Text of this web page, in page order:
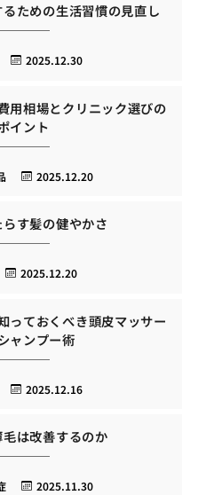
ための生活習慣の見直し
2025.12.30
用相場とクリニック選びの
イント
2025.12.20
す髪の健やかさ
2025.12.20
っておくべき頭皮マッサー
ャンプー術
2025.12.16
は改善するのか
2025.11.30